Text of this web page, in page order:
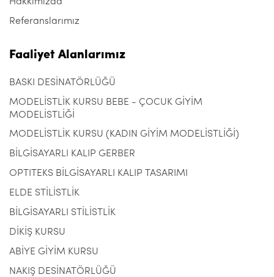
Referanslarımız
Faaliyet Alanlarımız
BASKI DESİNATÖRLÜĞÜ
MODELİSTLİK KURSU BEBE - ÇOCUK GİYİM
MODELİSTLİĞİ
MODELİSTLİK KURSU (KADIN GİYİM MODELİSTLİĞİ)
BİLGİSAYARLI KALIP GERBER
OPTITEKS BİLGİSAYARLI KALIP TASARIMI
ELDE STİLİSTLİK
BİLGİSAYARLI STİLİSTLİK
DİKİŞ KURSU
ABİYE GİYİM KURSU
NAKIŞ DESİNATÖRLÜĞÜ